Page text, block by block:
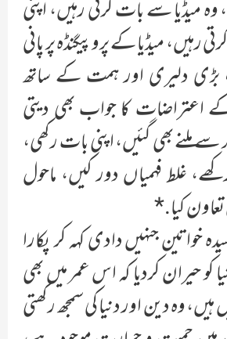
وہ میڈیا سے بات کرتی رہیں، اپنی
رہیں، میڈیا کے پروپیگنڈہ پر پانی
بڑی دلیری اور ہمت کے ساتھ
اعتراضات کا جواب بھی دیتی
سے ملنے بھی گئیں، اپنی بات رکھی،
غلط فہمیاں دور کیں، ماحول
کیا.*
خواتین جنہیں دادی کہہ کر پکارا
کو حیران کردیا کہ اس عمر میں بھی
وہ دین اور دنیا کی سمجھ رکھتی